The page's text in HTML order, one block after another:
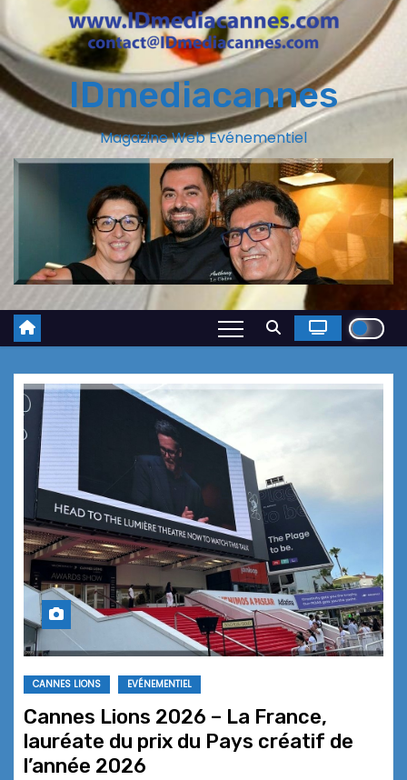
IDmediacannes
Magazine Web Evénementiel
CANNES LIONS EVÉNEMENTIEL
Cannes Lions 2026 – La France,
lauréate du prix du Pays créatif de
l’année 2026